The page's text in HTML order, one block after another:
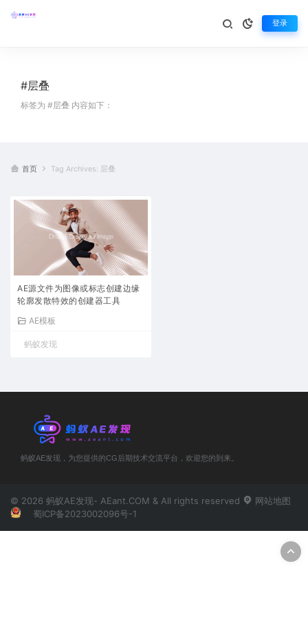
登录
#层叠
标签为 #层叠 内容如下：
首页 Tag Archives: 层叠
AE源文件为图像或标志创建边缘
轮廓发散特效的创建器工具
AE模板
蚂蚁发现
蚂蚁AE发现，为您提供的CG后期技术交流平台，欢迎您的到来。
© 2026 蚂蚁AE发现- AEant.COM & All rights reserved
网站地图
蜀ICP备2023002096号-1